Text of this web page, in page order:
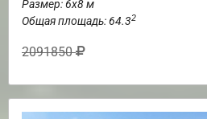
Размер: 6х8 м
Общая площадь: 64.32
2091850